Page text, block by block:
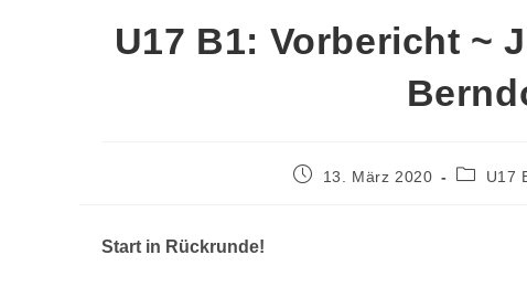
U17 B1: Vorbericht ~
13. März 2020 U17
Start in Rückrunde!